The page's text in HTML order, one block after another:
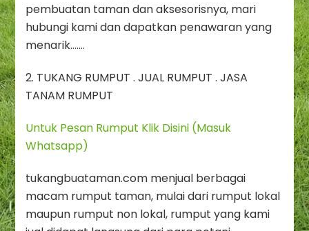
pembuatan taman dan aksesorisnya, mari
hubungi kami dan dapatkan penawaran yang
menarik…….
2. TUKANG RUMPUT . JUAL RUMPUT . JASA
TANAM RUMPUT
Untuk Pesan Rumput Klik Disini (Masuk
Whatsapp)
tukangbuataman.com menjual berbagai
macam rumput taman, mulai dari rumput lokal
maupun rumput non lokal, rumput yang kami